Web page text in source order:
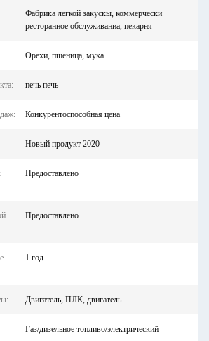
Фабрика легкой закускы, коммерчески
ресторанное обслуживаниа, пекарня
Орехи, пшеница, мука
печь печь
Конкурентоспособная цена
Новый продукт 2020
Предоставлено
Предоставлено
1 год
Двигатель, ПЛК, двигатель
Газ/дизельное топливо/электрический